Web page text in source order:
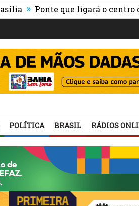
Ponte que ligará o centro de
POLÍTICA BRASIL RÁDIOS